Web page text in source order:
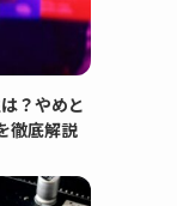
？やめと
徹底解説